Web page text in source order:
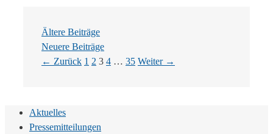
Ältere Beiträge
Neuere Beiträge
← Zurück Seite
1 Seite
2 Seite
3 Seite
4 … Seite
35 Weiter →
Aktuelles
Pressemitteilungen